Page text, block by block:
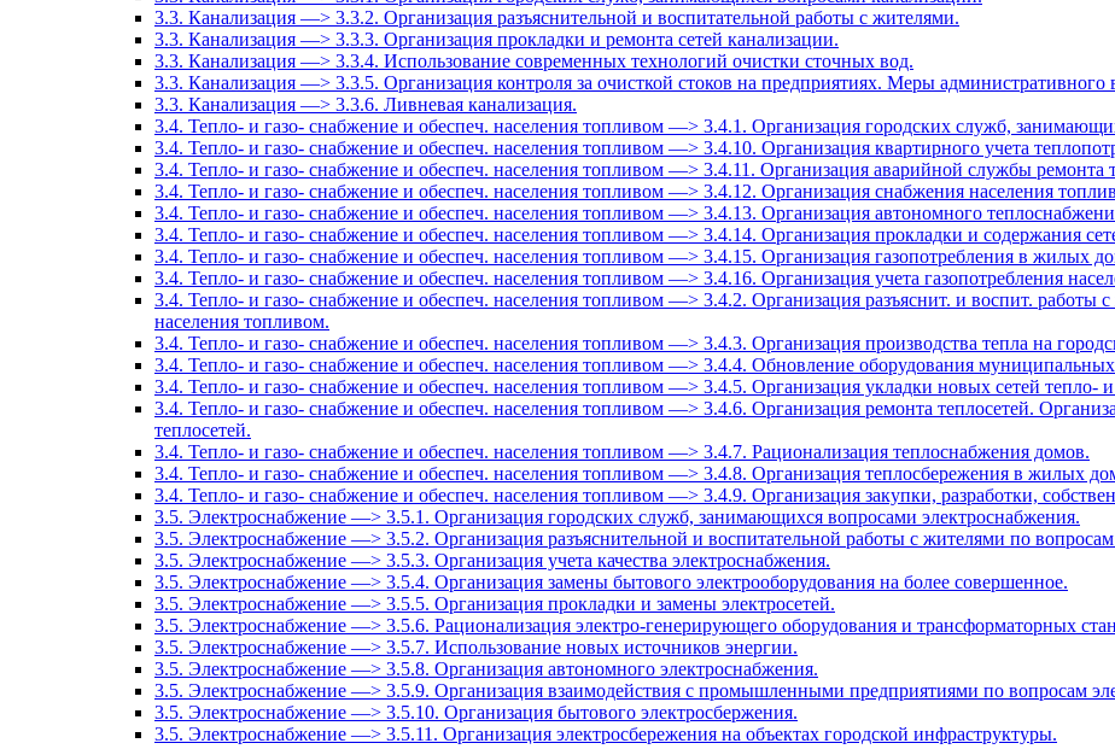
3.3. Канализация —> 3.3.2. Организация разъяснительной и воспитательной работы с жителями.
3.3. Канализация —> 3.3.3. Организация прокладки и ремонта сетей канализации.
3.3. Канализация —> 3.3.4. Использование современных технологий очистки сточных вод.
3.3. Канализация —> 3.3.5. Организация контроля за очисткой стоков на предприятиях. Меры административного
3.3. Канализация —> 3.3.6. Ливневая канализация.
3.4. Тепло- и газо- снабжение и обеспеч. населения топливом —> 3.4.1. Организация городских служб,
3.4. Тепло- и газо- снабжение и обеспеч. населения топливом —> 3.4.10. Организация квартирного учета
3.4. Тепло- и газо- снабжение и обеспеч. населения топливом —> 3.4.11. Организация аварийной службы ремонта
3.4. Тепло- и газо- снабжение и обеспеч. населения топливом —> 3.4.12. Организация снабжения населения
3.4. Тепло- и газо- снабжение и обеспеч. населения топливом —> 3.4.13. Организация автономного
3.4. Тепло- и газо- снабжение и обеспеч. населения топливом —> 3.4.14. Организация прокладки и содержания
3.4. Тепло- и газо- снабжение и обеспеч. населения топливом —> 3.4.15. Организация газопотребления в жилых
3.4. Тепло- и газо- снабжение и обеспеч. населения топливом —> 3.4.16. Организация учета газопотребления
3.4. Тепло- и газо- снабжение и обеспеч. населения топливом —> 3.4.2. Организация разъяснит. и воспит. работы
населения топливом.
3.4. Тепло- и газо- снабжение и обеспеч. населения топливом —> 3.4.3. Организация производства тепла на
3.4. Тепло- и газо- снабжение и обеспеч. населения топливом —> 3.4.4. Обновление оборудования
3.4. Тепло- и газо- снабжение и обеспеч. населения топливом —> 3.4.5. Организация укладки новых сетей тепло-
3.4. Тепло- и газо- снабжение и обеспеч. населения топливом —> 3.4.6. Организация ремонта теплосетей.
теплосетей.
3.4. Тепло- и газо- снабжение и обеспеч. населения топливом —> 3.4.7. Рационализация теплоснабжения домов.
3.4. Тепло- и газо- снабжение и обеспеч. населения топливом —> 3.4.8. Организация теплосбережения в жилых
3.4. Тепло- и газо- снабжение и обеспеч. населения топливом —> 3.4.9. Организация закупки, разработки,
3.5. Электроснабжение —> 3.5.1. Организация городских служб, занимающихся вопросами электроснабжения.
3.5. Электроснабжение —> 3.5.2. Организация разъяснительной и воспитательной работы с жителями по
3.5. Электроснабжение —> 3.5.3. Организация учета качества электроснабжения.
3.5. Электроснабжение —> 3.5.4. Организация замены бытового электрооборудования на более совершенное.
3.5. Электроснабжение —> 3.5.5. Организация прокладки и замены электросетей.
3.5. Электроснабжение —> 3.5.6. Рационализация электро-генерирующего оборудования и трансформаторных
3.5. Электроснабжение —> 3.5.7. Использование новых источников энергии.
3.5. Электроснабжение —> 3.5.8. Организация автономного электроснабжения.
3.5. Электроснабжение —> 3.5.9. Организация взаимодействия с промышленными предприятиями по вопросам
3.5. Электроснабжение —> 3.5.10. Организация бытового электросбержения.
3.5. Электроснабжение —> 3.5.11. Организация электросбережения на объектах городской инфраструктуры.